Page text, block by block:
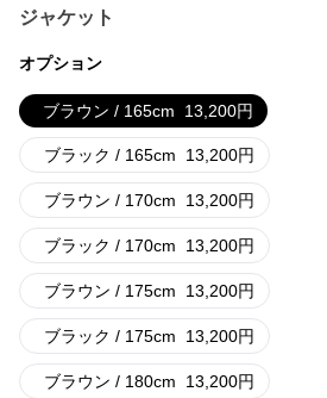
ジャケット
オプション
ブラウン / 165cm 13,200円
ブラック / 165cm 13,200円
ブラウン / 170cm 13,200円
ブラック / 170cm 13,200円
ブラウン / 175cm 13,200円
ブラック / 175cm 13,200円
ブラウン / 180cm 13,200円